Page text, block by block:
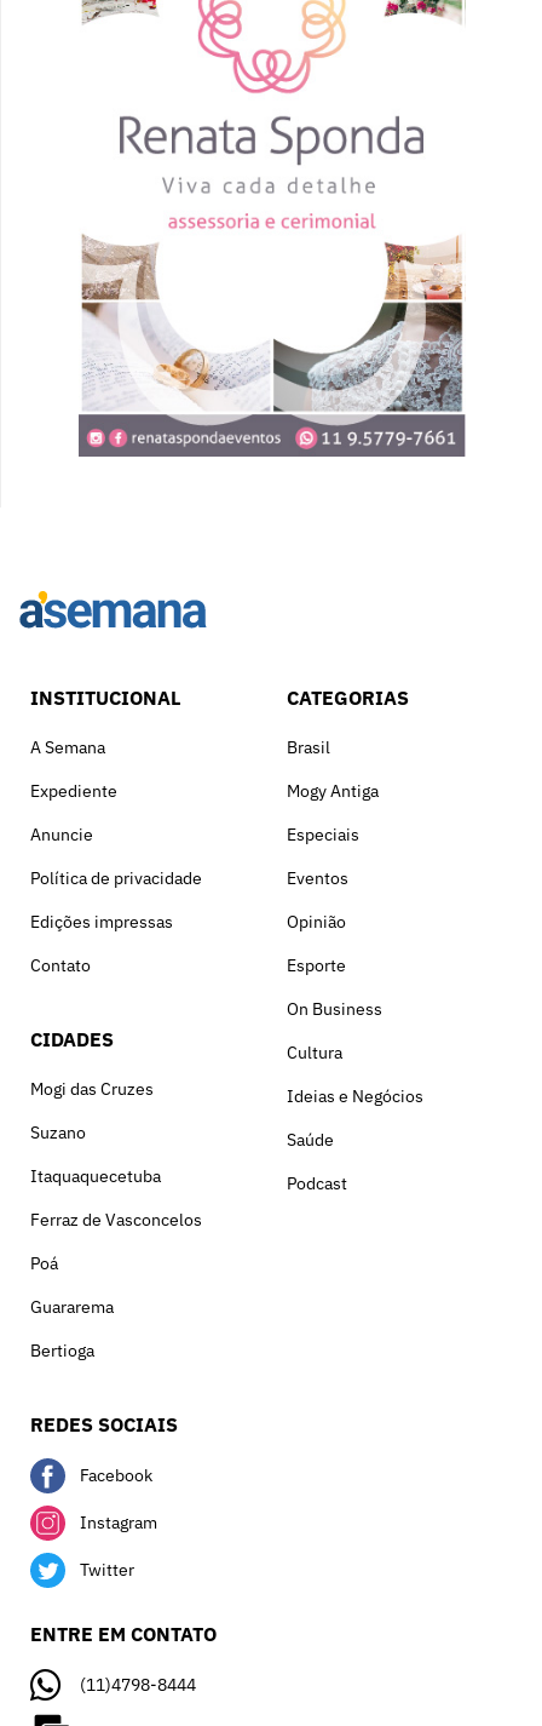
INSTITUCIONAL
A Semana
Expediente
Anuncie
Política de privacidade
Edições impressas
Contato
CIDADES
Mogi das Cruzes
Suzano
Itaquaquecetuba
Ferraz de Vasconcelos
Poá
Guararema
Bertioga
CATEGORIAS
Brasil
Mogy Antiga
Especiais
Eventos
Opinião
Esporte
On Business
Cultura
Ideias e Negócios
Saúde
Podcast
REDES SOCIAIS
Facebook
Instagram
Twitter
ENTRE EM CONTATO
(11)4798-8444